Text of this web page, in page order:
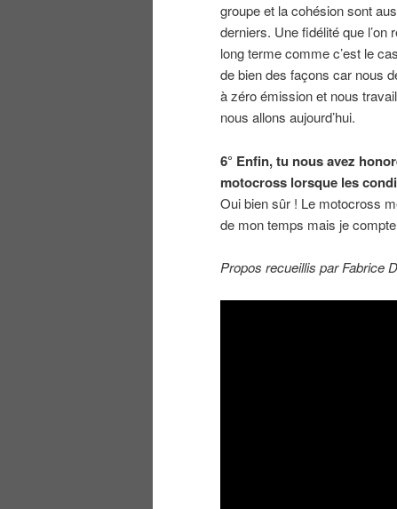
groupe et la cohésion sont
derniers. Une fidélité que
long terme comme c’est le
de bien des façons car nous
à zéro émission et nous
nous allons aujourd’hui.
6° Enfin, tu nous avez
motocross lorsque les
Oui bien sûr ! Le motocross
de mon temps mais je
Propos recueillis par Fabrice